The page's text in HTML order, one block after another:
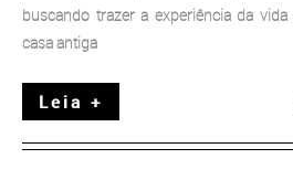
buscando trazer a experiência da
casa antiga
Leia +